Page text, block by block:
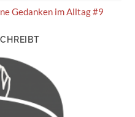
Gedanken im Alltag #9